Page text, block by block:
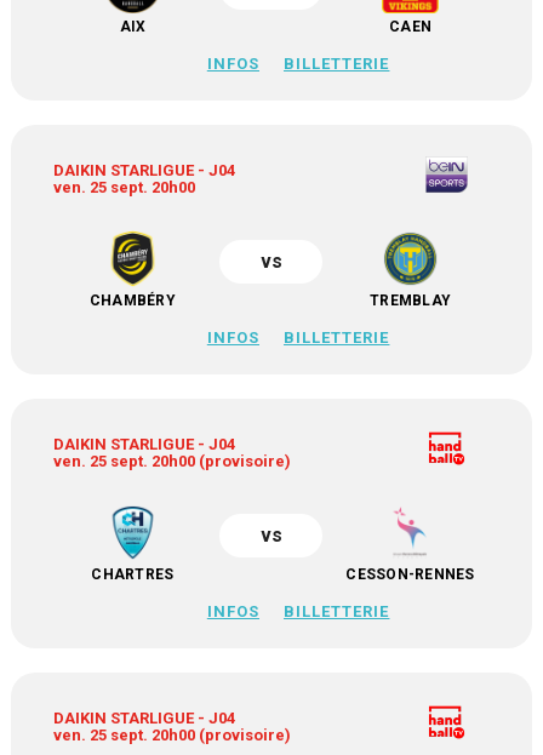
AIX CAEN
INFOS BILLETTERIE
DAIKIN STARLIGUE - J04
ven. 25 sept. 20h00
CHAMBÉRY
vs
TREMBLAY
INFOS BILLETTERIE
DAIKIN STARLIGUE - J04
ven. 25 sept. 20h00 (provisoire)
CHARTRES
vs
CESSON-RENNES
INFOS BILLETTERIE
DAIKIN STARLIGUE - J04
ven. 25 sept. 20h00 (provisoire)